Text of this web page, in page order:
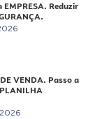
EMPRESA. Reduzir
VENDA. Passo a